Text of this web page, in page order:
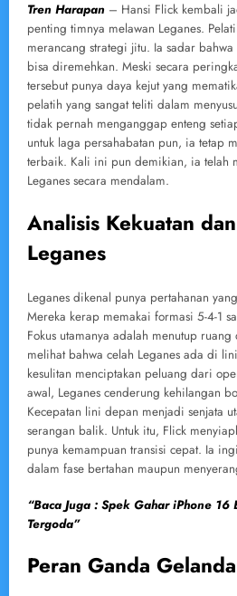
Tren Harapan – Hansi Flick kembali
penting timnya melawan Leganes.
merancang strategi jitu. Ia sadar
bisa diremehkan. Meski secara
tersebut punya daya kejut yang
pelatih yang sangat teliti dalam
tidak pernah menganggap enteng
untuk laga persahabatan pun, ia tetap
terbaik. Kali ini pun demikian, ia telah
Leganes secara mendalam.
Analisis Kekuatan
Leganes
Leganes dikenal punya pertahanan
Mereka kerap memakai formasi 5-4-1
Fokus utamanya adalah menutup
melihat bahwa celah Leganes ada di
kesulitan menciptakan peluang dari
awal, Leganes cenderung kehilangan
Kecepatan lini depan menjadi senjata
serangan balik. Untuk itu, Flick
punya kemampuan transisi cepat. Ia
dalam fase bertahan maupun
“Baca Juga : Spek Gahar iPhone
Tergoda”
Peran Ganda